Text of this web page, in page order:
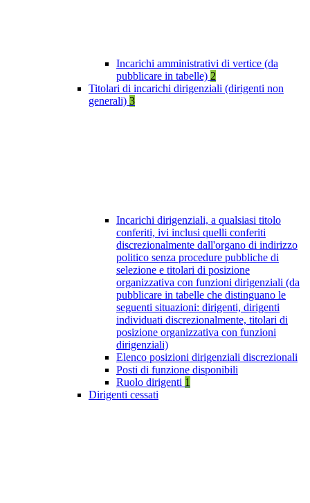
Incarichi amministrativi di vertice (da
pubblicare in tabelle) 2
Titolari di incarichi dirigenziali (dirigenti non
generali) 3
Incarichi dirigenziali, a qualsiasi titolo
conferiti, ivi inclusi quelli conferiti
discrezionalmente dall'organo di indirizzo
politico senza procedure pubbliche di
selezione e titolari di posizione
organizzativa con funzioni dirigenziali (da
pubblicare in tabelle che distinguano le
seguenti situazioni: dirigenti, dirigenti
individuati discrezionalmente, titolari di
posizione organizzativa con funzioni
dirigenziali)
Elenco posizioni dirigenziali discrezionali
Posti di funzione disponibili
Ruolo dirigenti 1
Dirigenti cessati